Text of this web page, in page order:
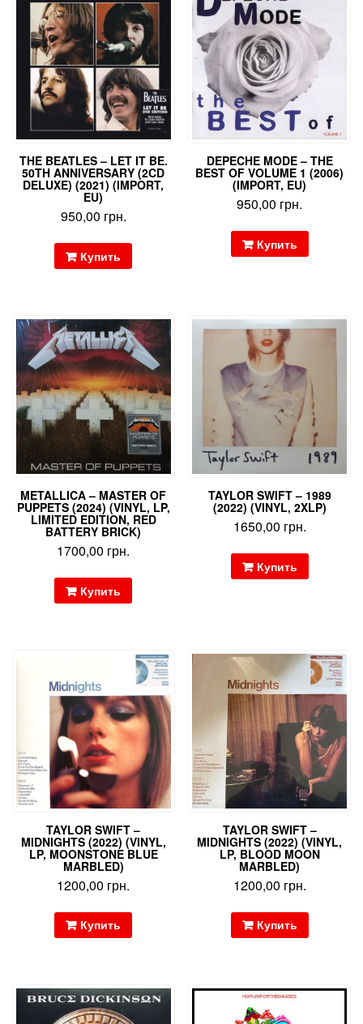
THE BEATLES – LET IT BE.
50TH ANNIVERSARY (2CD
DELUXE) (2021) (IMPORT,
EU)
950,00 грн.
Купить
DEPECHE MODE – THE
BEST OF VOLUME 1 (2006)
(IMPORT, EU)
950,00 грн.
Купить
METALLICA – MASTER OF
PUPPETS (2024) (VINYL, LP,
LIMITED EDITION, RED
BATTERY BRICK)
1700,00 грн.
Купить
TAYLOR SWIFT – 1989
(2022) (VINYL, 2XLP)
1650,00 грн.
Купить
TAYLOR SWIFT –
MIDNIGHTS (2022) (VINYL,
LP, MOONSTONE BLUE
MARBLED)
1200,00 грн.
Купить
TAYLOR SWIFT –
MIDNIGHTS (2022) (VINYL,
LP, BLOOD MOON
MARBLED)
1200,00 грн.
Купить